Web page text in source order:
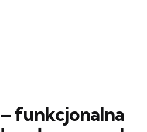
funkcjonalna